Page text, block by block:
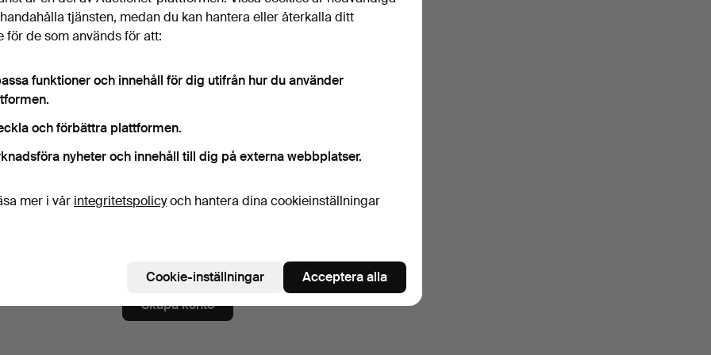
Visa lösenord i klartext.
på nyhetsbrev från Höörs Auktionshall. (frivilligt)
enkelt avsluta prenumerationen.
på Auctionets nyhetsbrev. (frivilligt)
Skapa konto
tjänsten, medan du kan hantera eller återkalla ditt
för de som används för att:
funktioner och innehåll för dig utifrån hur du använder
och förbättra plattformen.
nyheter och innehåll till dig på externa webbplatser.
mer i vår integritetspolicyoch hantera dina cookieinställningar
Cookie-inställningar Acceptera alla